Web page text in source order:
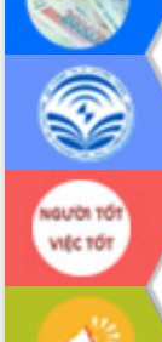
Đắk Lắk nỗ lực thúc
kinh tế từ 10% trở lên
II/2026
Đắk Lắk ký kết thỏa
chuyển đổi số giai
với Tập đoàn Bưu
Việt Nam
Thứ trưởng Bộ Y tế
Đắk Lắk về phát triển
cho trạm y tế cấp xã
Du lịch Đắk Lắk nâng
du khách thông qua
liệu và Bản đồ số